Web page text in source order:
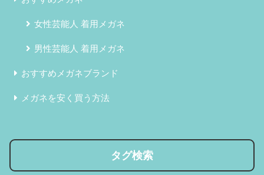
女性芸能人 着用メガネ
男性芸能人 着用メガネ
おすすめメガネブランド
メガネを安く買う方法
タグ検索